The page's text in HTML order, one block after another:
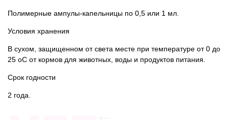
Полимерные ампулы-капельницы по 0,5 или 1 мл.
Условия хранения
В сухом, защищенном от света месте при температуре от 0 до
25 оС от кормов для животных, воды и продуктов питания.
Срок годности
2 года.